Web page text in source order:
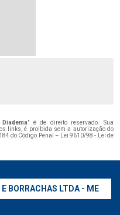
" é de direito reservado. Sua
links, é proibida sem a autorização do
do Código Penal –
Lei 9610/98 - Lei de
BORRACHAS LTDA - ME